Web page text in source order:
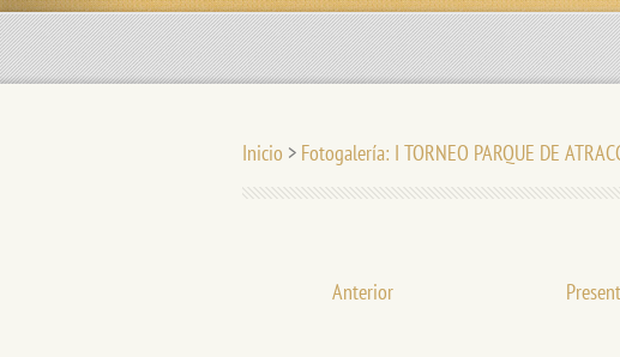
Inicio > Fotogalería: I TORNEO PARQUE DE
Anterior